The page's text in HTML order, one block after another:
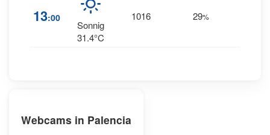
13:00
Sonnig
31.4°C
1016 29%
Webcams in Palencia